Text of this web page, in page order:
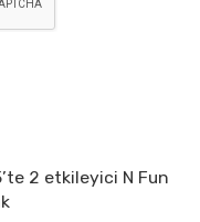
2 etkileyici N Fun